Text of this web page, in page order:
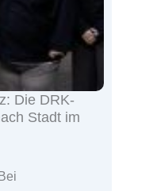
Die DRK-
Stadt im